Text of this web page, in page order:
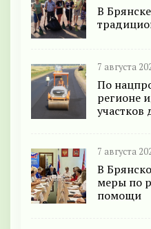
В
7 августа
По
регионе
участков
7 августа
В
меры по
помощи